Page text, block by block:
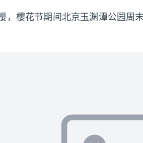
，樱花节期间北京玉渊潭公园周